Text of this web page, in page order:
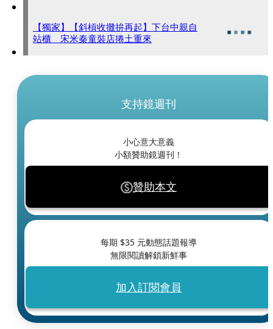
【獨家】【斜槓收攤拚再起】下台中親自
站櫃 宋米秦童裝店捲土重來
支持鏡週刊
小心意大意義
小額贊助鏡週刊！
贊助本文
每期 $35 元動態話題報導
無限閱讀解鎖新鮮事
加入訂閱會員